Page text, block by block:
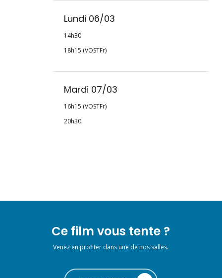
Lundi 06/03
14h30
18h15 (VOSTFr)
Mardi 07/03
16h15 (VOSTFr)
20h30
Ce film vous tente ?
Venez en profiter dans une de nos salles.